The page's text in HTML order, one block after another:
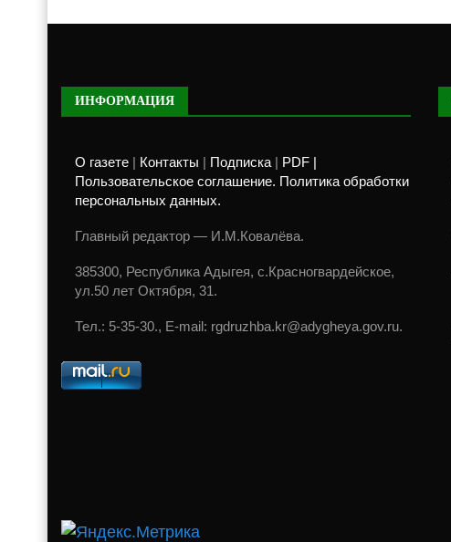
ИНФОРМАЦИЯ
О газете Контакты Подписка
PDF |
Пользовательское соглашение. Политика обработки
персональных данных.
Главный редактор — И.М.Ковалёва.
385300, Республика Адыгея, с.Красногвардейское,
ул.50 лет Октября, 31.
Тел.: 5-35-30., E-mail: rgdruzhba.kr@adygheya.gov.ru.